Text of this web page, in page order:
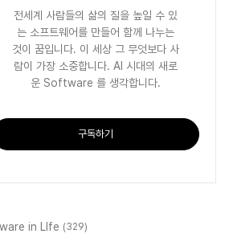
전세계 사람들의 삶의 질을 높일 수 있
는 소프트웨어를 만들어 함께 나누는
것이 꿈입니다. 이 세상 그 무엇보다 사
람이 가장 소중합니다. AI 시대의 새로
운 Software 를 생각합니다.
구독하기
in LIfe (329)